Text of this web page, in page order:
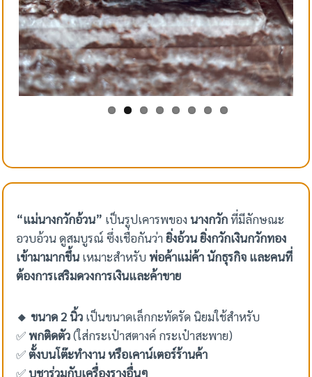
“แม่นางกวักอ้วน” เป็นรูปเคารพของ นางกวักที่มีลักษณะ
อวบอ้วน ดูสมบูรณ์ ซึ่งเชื่อกันว่า ยิ่งอ้วน ยิ่งกวักเงินกวักทอง
เข้ามามากขึ้น เหมาะสำหรับ พ่อค้าแม่ค้า นักธุรกิจ และคนที่
ต้องการเสริมดวงการเงินและค้าขาย
🔸 ขนาด 2 นิ้ว เป็นขนาดเล็กกะทัดรัด นิยมใช้สำหรับ
✅พกติดตัว(ใส่กระเป๋าสตางค์ กระเป๋าสะพาย)
✅ ตั้งบนโต๊ะทำงาน หรือเคาน์เตอร์ร้านค้า
✅บูชาร่วมกับเครื่องรางอื่นๆ